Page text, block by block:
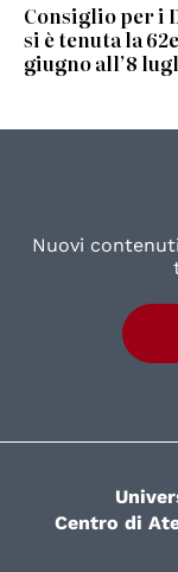
Consiglio per i
si è tenuta la
giugno all’8
Nuovi
Centro di